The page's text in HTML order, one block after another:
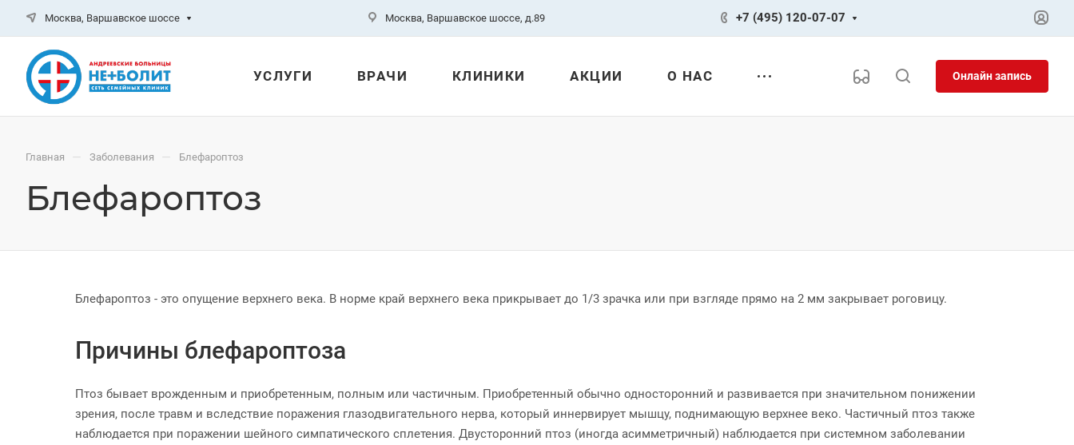
Москва, Варшавское шоссе Москва, Варшавское шоссе, д.89 +7 (495) 120-07-07
УСЛУГИ ВРАЧИ КЛИНИКИ АКЦИИ О НАС Онлайн запись
Главная — Заболевания — Блефароптоз
Блефароптоз
Блефароптоз - это опущение верхнего века. В норме край верхнего века прикрывает до 1/3 зрачка или при взгляде прямо на 2 мм закрывает роговицу.
Причины блефароптоза
Птоз бывает врожденным и приобретенным, полным или частичным. Приобретенный обычно односторонний и развивается при значительном понижении
зрения, после травм и вследствие поражения глазодвигательного нерва, который иннервирует мышцу, поднимающую верхнее веко. Частичный птоз также
наблюдается при поражении шейного симпатического сплетения. Двусторонний птоз (иногда асимметричный) наблюдается при системном заболевании